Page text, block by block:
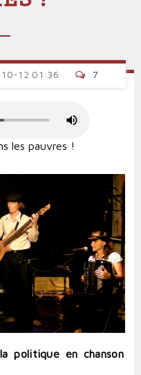
12 01:36 7
les pauvres !
en chanson